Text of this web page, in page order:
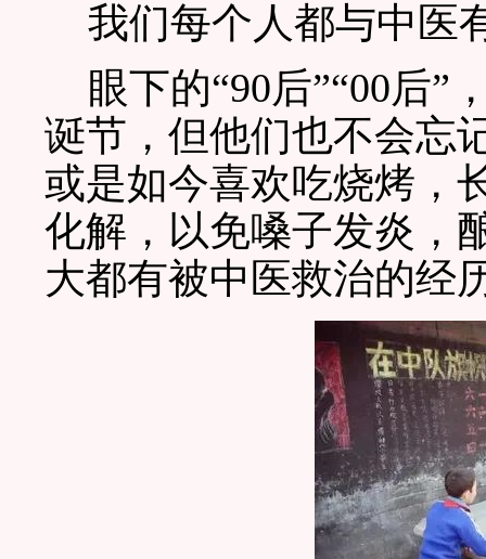
我们每个人都与中医
眼下的“90后”“00后”
诞节，但他们也不会忘
或是如今喜欢吃烧烤，
化解，以免嗓子发炎，
大都有被中医救治的经